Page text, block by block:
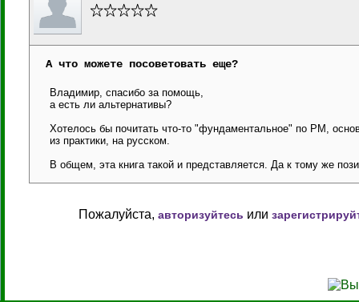
А что можете посоветовать еще?
Владимир, спасибо за помощь,
а есть ли альтернативы?
Хотелось бы почитать что-то "фундаментальное" по PM,
из практики, на русском.
В общем, эта книга такой и представляется. Да к тому же
Пожалуйста, авторизуйтесь или